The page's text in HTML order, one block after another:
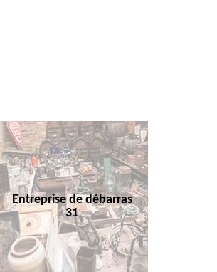
Entreprise de débarras
31